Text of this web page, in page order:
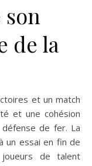
de la
et un match
et une cohésion
de fer. La
un essai en fin de
de talent